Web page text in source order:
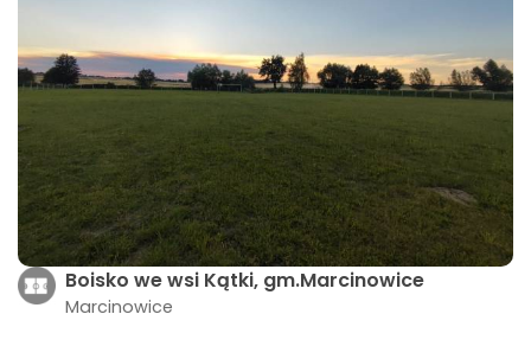
Boisko we wsi Kątki, gm.Marcinowice
Marcinowice